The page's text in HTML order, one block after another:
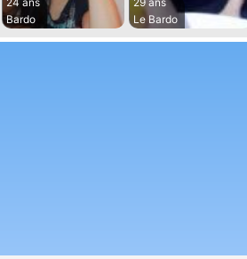
Bardo
Le Bardo